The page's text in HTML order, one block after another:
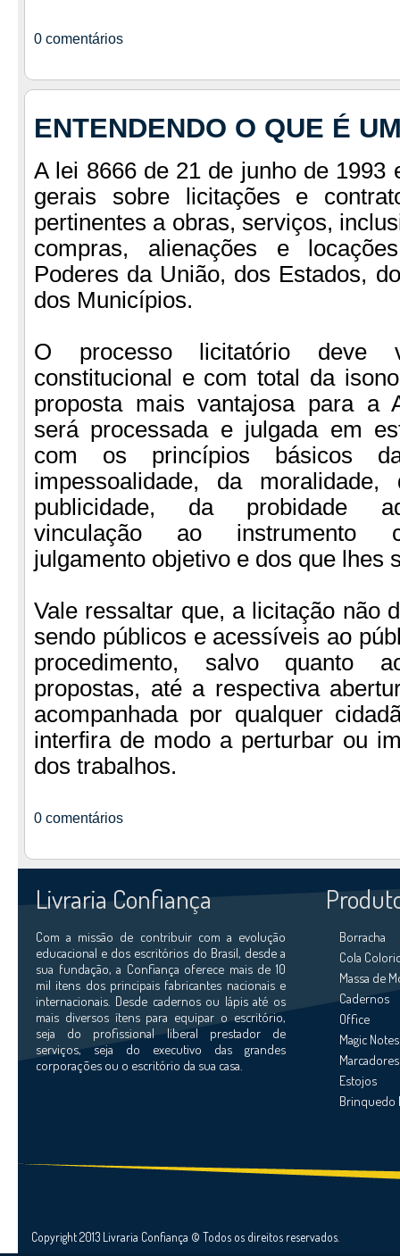
0 comentários
ENTENDENDO O QUE É
A lei 8666 de 21 de junho de 1993
gerais sobre licitações e
pertinentes a obras, serviços,
compras, alienações e
Poderes da União, dos Estados,
dos Municípios.
O processo licitatório deve
constitucional e com total da
proposta mais vantajosa para a
será processada e julgada em
com os princípios básicos
impessoalidade, da
publicidade, da probidade
vinculação ao instrumento
julgamento objetivo e dos que lhes
Vale ressaltar que, a licitação não
sendo públicos e acessíveis ao
procedimento, salvo quanto
propostas, até a respectiva
acompanhada por qualquer
interfira de modo a perturbar ou
dos trabalhos.
0 comentários
Livraria Confiança
Com a missão de contribuir com a evolução
educacional e dos escritórios do Brasil, desde a
sua fundação, a Confiança oferece mais de 10
mil itens dos principais fabricantes nacionais e
internacionais. Desde cadernos ou lápis até os
mais diversos ítens para equipar o escritório,
seja do profissional liberal prestador de
serviços, seja do executivo das grandes
corporações ou o escritório da sua casa.
Borracha
Cola
Massa de
Cadernos
Office
Magic
Marcadores
Estojos
Brinquedo
Copyright 2013 Livraria Confiança © Todos os direitos reservados.